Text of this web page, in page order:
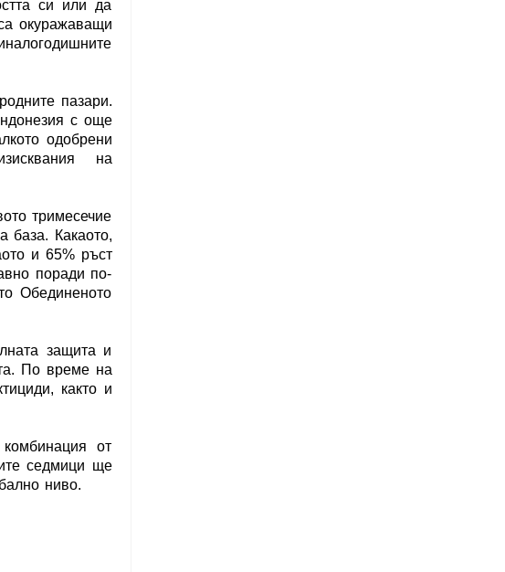
си или да
окуражаващи
пазари.
с още
одобрени
на
тримесечие
база. Какаото,
и 65% ръст
поради по-
Обединеното
защита и
По време на
както и
от
седмици ще
ниво.